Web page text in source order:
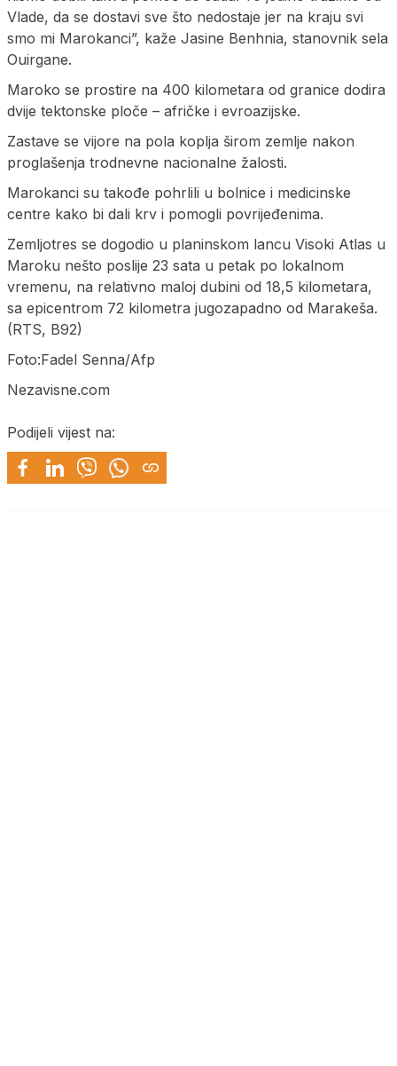
Vlade, da se dostavi sve što nedostaje jer na kraju svi
smo mi Marokanci”, kaže Jasine Benhnia, stanovnik sela
Ouirgane.
Maroko se prostire na 400 kilometara od granice dodira
dvije tektonske ploče – afričke i evroazijske.
Zastave se vijore na pola koplja širom zemlje nakon
proglašenja trodnevne nacionalne žalosti.
Marokanci su takođe pohrlili u bolnice i medicinske
centre kako bi dali krv i pomogli povrijeđenima.
Zemljotres se dogodio u planinskom lancu Visoki Atlas u
Maroku nešto poslije 23 sata u petak po lokalnom
vremenu, na relativno maloj dubini od 18,5 kilometara,
sa epicentrom 72 kilometra jugozapadno od Marakeša.
(RTS, B92)
Foto:Fadel Senna/Afp
Nezavisne.com
Podijeli vijest na: